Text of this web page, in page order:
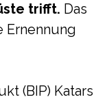
trifft. Das
Ernennung
(BIP) Katars